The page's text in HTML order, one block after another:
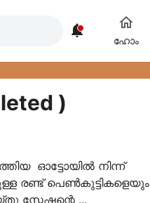

ഹോം
)
ഓട്ടോയിൽ നിന്ന്
രണ്ട് പെൺകുട്ടികളെയും
...